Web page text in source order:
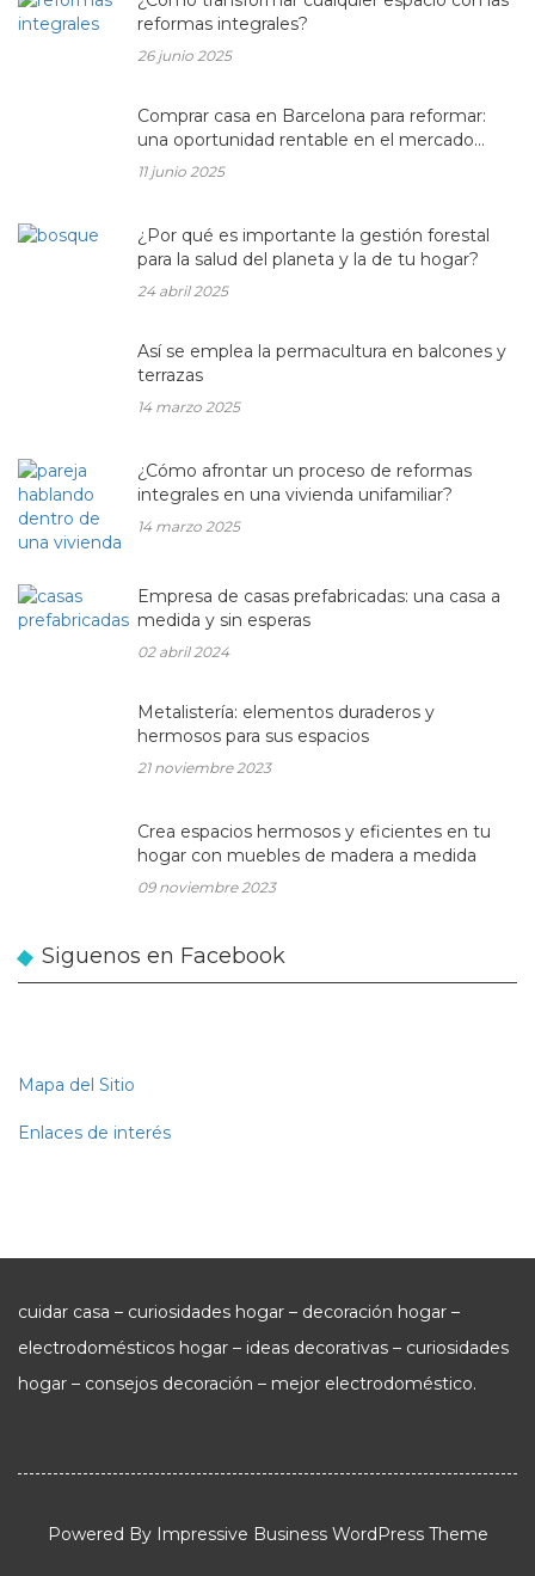
reformas integrales?
26 junio 2025
Comprar casa en Barcelona para reformar:
una oportunidad rentable en el mercado
inmobiliario actual
11 junio 2025
¿Por qué es importante la gestión forestal
para la salud del planeta y la de tu hogar?
24 abril 2025
Así se emplea la permacultura en balcones y
terrazas
14 marzo 2025
¿Cómo afrontar un proceso de reformas
integrales en una vivienda unifamiliar?
14 marzo 2025
Empresa de casas prefabricadas: una casa a
medida y sin esperas
02 abril 2024
Metalistería: elementos duraderos y
hermosos para sus espacios
21 noviembre 2023
Crea espacios hermosos y eficientes en tu
hogar con muebles de madera a medida
09 noviembre 2023
Siguenos en Facebook
Mapa del Sitio
Enlaces de interés
cuidar casa – curiosidades hogar – decoración hogar –
electrodomésticos hogar – ideas decorativas – curiosidades
hogar – consejos decoración – mejor electrodoméstico.
Powered By Impressive Business WordPress Theme